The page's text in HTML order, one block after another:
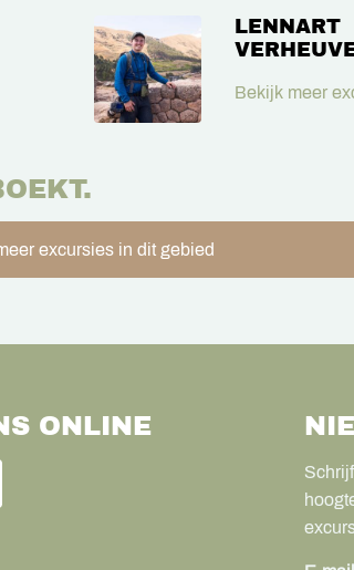
LENNART
Bekijk meer
excursies in dit gebied
ONLINE